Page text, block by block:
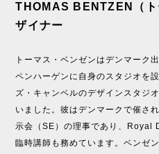
THOMAS BENTZEN（
ザイナー
トーマス・ベンゼンはデンマーク
ペンハーゲンに自身のスタジオを
ズ・キャンベルのデザインスタジ
いました。彼はデンマークで催さ
示会（SE）の理事であり、
臨時講師も務めています。ベンゼ